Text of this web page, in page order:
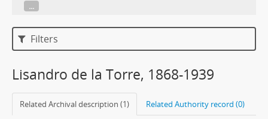
...
Filters
Lisandro de la Torre, 1868-1939
Related Archival description (1) Related Authority record (0)